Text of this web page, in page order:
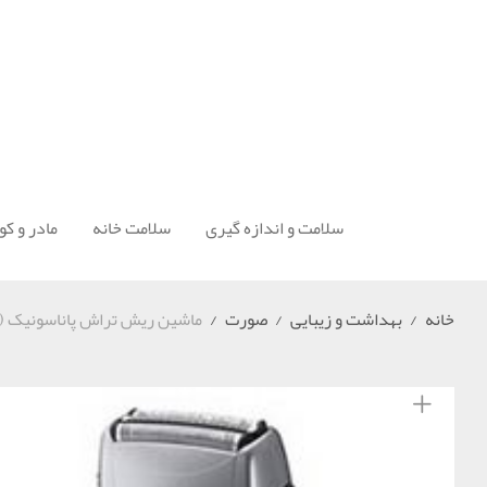
سلامت و اندازه گیری سلامت خانه مادر و
خانه / بهداشت و زیبایی / صورت / ماشین ریش تراش پاناسونیک (Panasonic) مدل ES-LT50